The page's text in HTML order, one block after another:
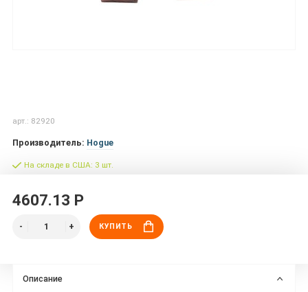
арт.: 82920
Производитель: Hogue
На складе в США: 3 шт.
4607.13 Р
КУПИТЬ
Описание